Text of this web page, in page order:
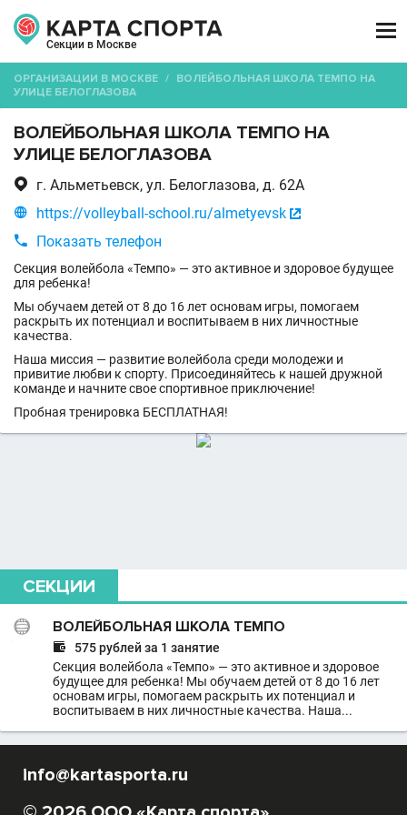
Секции в Москве

ОРГАНИЗАЦИИ В МОСКВЕ / ВОЛЕЙБОЛЬНАЯ ШКОЛА ТЕМПО НА
УЛИЦЕ БЕЛОГЛАЗОВА
ВОЛЕЙБОЛЬНАЯ ШКОЛА ТЕМПО НА
УЛИЦЕ БЕЛОГЛАЗОВА
 г. Альметьевск, ул. Белоглазова, д. 62А
 https://volleyball-school.ru/almetyevsk 

Показать телефон
Секция волейбола «Темпо» — это активное и здоровое будущее
для ребенка!
Мы обучаем детей от 8 до 16 лет основам игры, помогаем
раскрыть их потенциал и воспитываем в них личностные
качества.
Наша миссия — развитие волейбола среди молодежи и
привитие любви к спорту. Присоединяйтесь к нашей дружной
команде и начните свое спортивное приключение!
Пробная тренировка БЕСПЛАТНАЯ!
СЕКЦИИ
ВОЛЕЙБОЛЬНАЯ ШКОЛА ТЕМПО

575 рублей за 1 занятие
Секция волейбола «Темпо» — это активное и здоровое
будущее для ребенка! Мы обучаем детей от 8 до 16 лет
основам игры, помогаем раскрыть их потенциал и
воспитываем в них личностные качества. Наша...
info@kartasporta.ru